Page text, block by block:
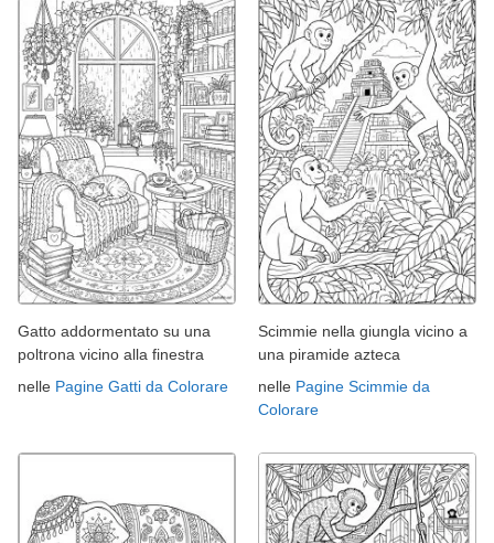
Gatto addormentato su una
poltrona vicino alla finestra
nelle Pagine Gatti da Colorare
Scimmie nella giungla vicino a
una piramide azteca
nelle Pagine Scimmie da
Colorare